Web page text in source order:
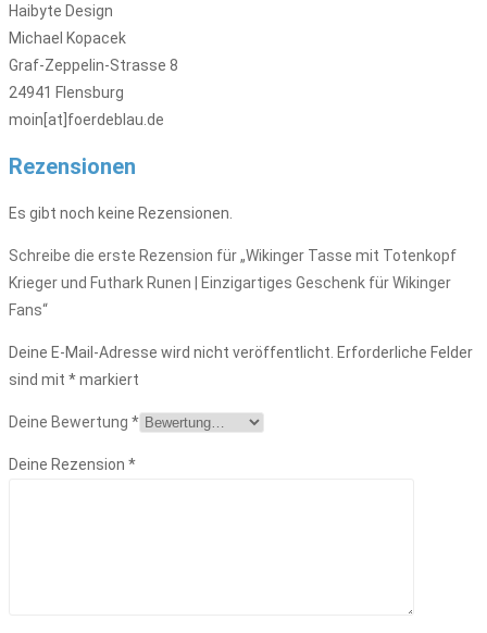
Haibyte Design
Michael Kopacek
Graf-Zeppelin-Strasse 8
24941 Flensburg
moin[at]foerdeblau.de
Rezensionen
Es gibt noch keine Rezensionen.
Schreibe die erste Rezension für „Wikinger Tasse mit Totenkopf
Krieger und Futhark Runen | Einzigartiges Geschenk für Wikinger
Fans“
Deine E-Mail-Adresse wird nicht veröffentlicht. Erforderliche Felder
sind mit *markiert
Deine Bewertung *
Deine Rezension *